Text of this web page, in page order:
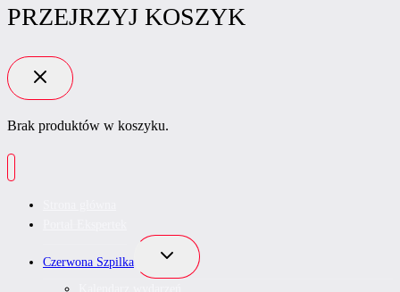
PRZEJRZYJ KOSZYK
Brak produktów w koszyku.
Czerwona Szpilka
Przełącz
menu
podrzędne